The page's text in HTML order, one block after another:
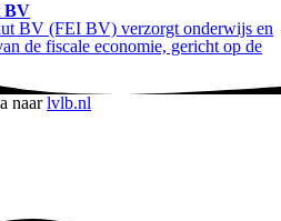
BV
BV (FEI BV) verzorgt onderwijs en
de fiscale economie, gericht op de
naarlvlb.nl